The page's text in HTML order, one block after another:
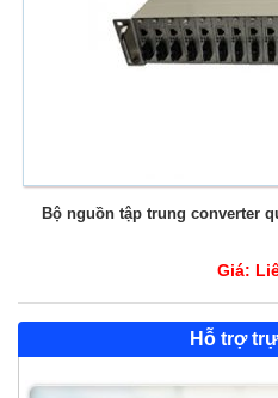
Bộ nguồn tập trung converter
Giá:
Hỗ trợ